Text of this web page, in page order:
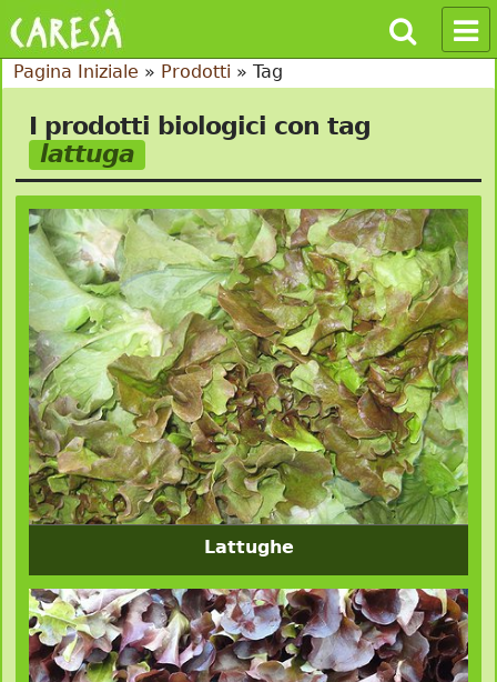
Pagina Iniziale » Prodotti » Tag
I prodotti biologici con tag
lattuga
Lattughe